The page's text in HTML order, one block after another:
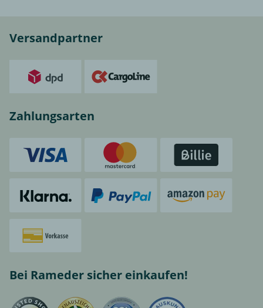
Versandpartner
Zahlungsarten
Bei Rameder sicher einkaufen!